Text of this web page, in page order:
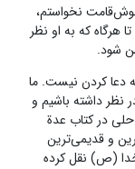
نخواستم،
هرگاه که به او نظر
شود.
دعا کردن نیست. ما
نظر داشته باشیم و
حلی در کتاب عدة
و قدیمی‌ترین
خدا (ص) نقل کرده